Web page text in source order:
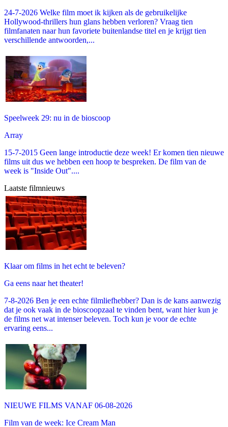
24-7-2026 Welke film moet ik kijken als de gebruikelijke
Hollywood-thrillers hun glans hebben verloren? Vraag tien
filmfanaten naar hun favoriete buitenlandse titel en je krijgt tien
verschillende antwoorden,...
Speelweek 29: nu in de bioscoop
Array
15-7-2015 Geen lange introductie deze week! Er komen tien nieuwe
films uit dus we hebben een hoop te bespreken. De film van de
week is "Inside Out"....
Laatste filmnieuws
Klaar om films in het echt te beleven?
Ga eens naar het theater!
7-8-2026 Ben je een echte filmliefhebber? Dan is de kans aanwezig
dat je ook vaak in de bioscoopzaal te vinden bent, want hier kun je
de films net wat intenser beleven. Toch kun je voor de echte
ervaring eens...
NIEUWE FILMS VANAF 06-08-2026
Film van de week: Ice Cream Man